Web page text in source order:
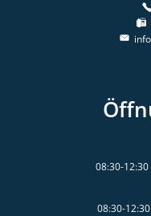
08:30-
08:30-